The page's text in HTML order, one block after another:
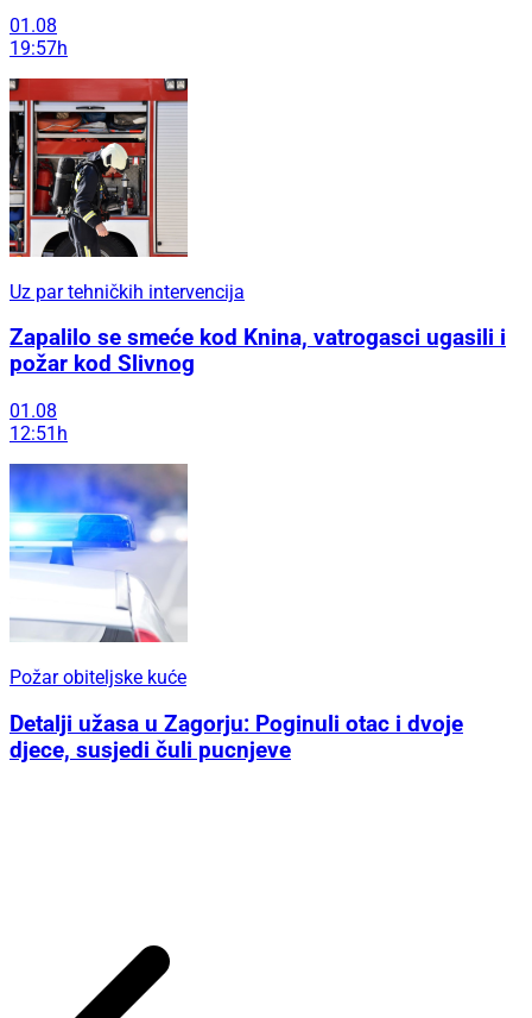
01.08
19:57h
Uz par tehničkih intervencija
Zapalilo se smeće kod Knina, vatrogasci ugasili i
požar kod Slivnog
01.08
12:51h
Požar obiteljske kuće
Detalji užasa u Zagorju: Poginuli otac i dvoje
djece, susjedi čuli pucnjeve